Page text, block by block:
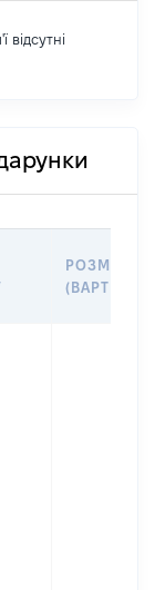
відсутні
РОЗМІР
(ВАРТІСТЬ)